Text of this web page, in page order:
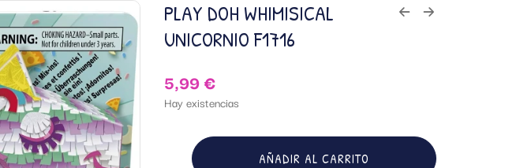
PLAY DOH WHIMISICAL
UNICORNIO F1716
5,99€
Hay existencias
AÑADIR AL CARRITO